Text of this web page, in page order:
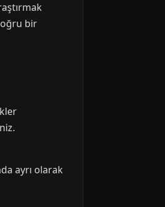
bir
ayrı olarak